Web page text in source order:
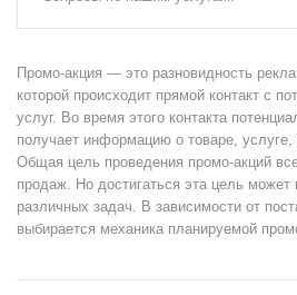
Промо-акция — это разновидность
которой происходит прямой контакт с
услуг. Во время этого контакта
получает информацию о товаре, услуге,
Общая цель проведения промо-акций
продаж. Но достигаться эта цель может
различных задач. В зависимости от
выбирается механика планируемой